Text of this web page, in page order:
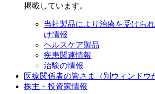
掲載しています。
当社製品により治療を受けら
け情報
ヘルスケア製品
疾患関連情報
治験の情報
医療関係者の皆さま
（別ウィンドウ
株主・投資家情報